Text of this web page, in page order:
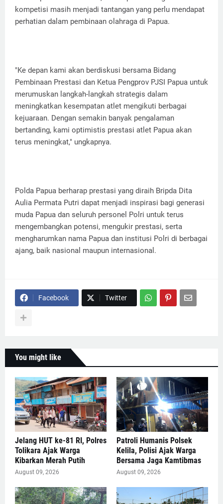
kompetisi masih menjadi tantangan yang perlu mendapat
perhatian dalam pembinaan olahraga di Papua.
"Ke depan kami akan berdiskusi bersama Bidang
Pembinaan Prestasi dan Ketua Pengprov PJSI Papua untuk
merumuskan langkah-langkah strategis dalam
meningkatkan kesempatan atlet mengikuti berbagai
kejuaraan. Dengan semakin banyak pengalaman
bertanding, kami optimistis prestasi atlet Papua akan
terus meningkat," ungkapnya.
Polda Papua berharap prestasi yang diraih Bripda Dita
Aulia Permata Putri dapat menjadi inspirasi bagi generasi
muda Papua dan seluruh personel Polri untuk terus
mengembangkan potensi, mengukir prestasi, serta
mengharumkan nama Papua dan institusi Polri di berbagai
ajang, baik nasional maupun internasional.
Facebook Twitter
You might like
Jelang HUT ke-81 RI, Polres
Tolikara Ajak Warga
Kibarkan Merah Putih
August 09, 2026
Patroli Humanis Polsek
Kelila, Polisi Ajak Warga
Bersama Jaga Kamtibmas
August 09, 2026